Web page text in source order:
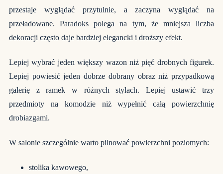
przestaje wyglądać przytulnie, a zaczyna wyglądać na
przeładowane. Paradoks polega na tym, że mniejsza liczba
dekoracji często daje bardziej elegancki i droższy efekt.
Lepiej wybrać jeden większy wazon niż pięć drobnych figurek.
Lepiej powiesić jeden dobrze dobrany obraz niż przypadkową
galerię z ramek w różnych stylach. Lepiej ustawić trzy
przedmioty na komodzie niż wypełnić całą powierzchnię
drobiazgami.
W salonie szczególnie warto pilnować powierzchni poziomych:
stolika kawowego,